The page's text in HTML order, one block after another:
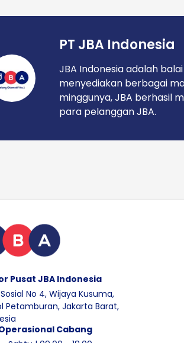
PT JBA Indonesia
JBA Indonesia adalah
menyediakan berbagai
minggunya, JBA berhasil
para pelanggan JBA.
Pusat JBA Indonesia
No 4, Wijaya Kusuma,
Petamburan, Jakarta Barat,
Cabang